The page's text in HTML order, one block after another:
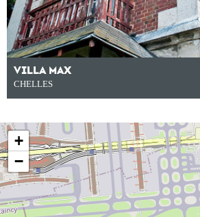
VILLA MAX
CHELLES
+
−